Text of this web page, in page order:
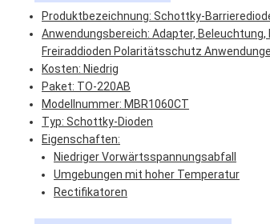
Produktbezeichnung: Schottky-
Anwendungsbereich: Adapter,
Freiraddioden Polaritätsschutz
Kosten: Niedrig
Paket: TO-220AB
Modellnummer: MBR1060CT
Typ: Schottky-Dioden
Eigenschaften:
Niedriger Vorwärtsspannungsabfall
Umgebungen mit hoher Temperatur
Rectifikatoren